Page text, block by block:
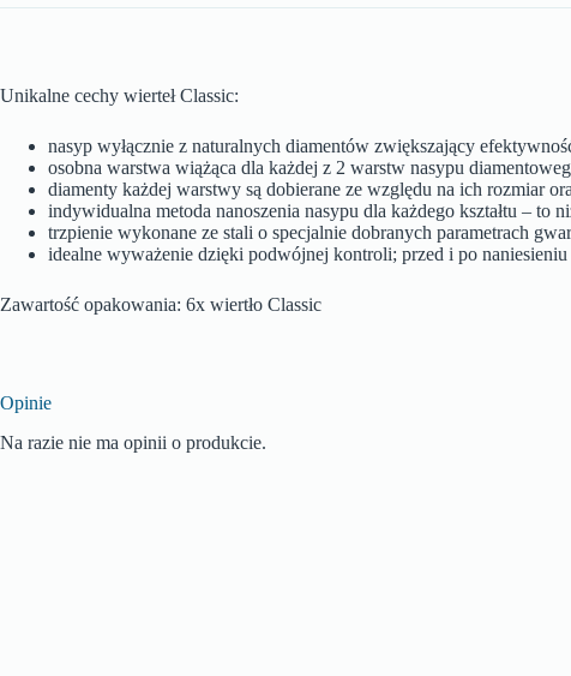
Unikalne cechy wierteł Classic:
nasyp wyłącznie z naturalnych diamentów zwiększający
osobna warstwa wiążąca dla każdej z 2 warstw nasypu
diamenty każdej warstwy są dobierane ze względu na ich rozmiar
indywidualna metoda nanoszenia nasypu dla każdego kształtu – to
trzpienie wykonane ze stali o specjalnie dobranych parametrach
idealne wyważenie dzięki podwójnej kontroli; przed i po
Zawartość opakowania: 6x wiertło Classic
Opinie
Na razie nie ma opinii o produkcie.